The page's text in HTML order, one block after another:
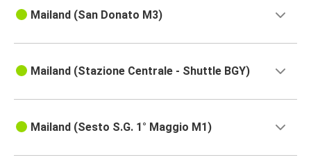
Mailand (San Donato M3)
Mailand (Stazione Centrale - Shuttle BGY)
Mailand (Sesto S.G. 1° Maggio M1)